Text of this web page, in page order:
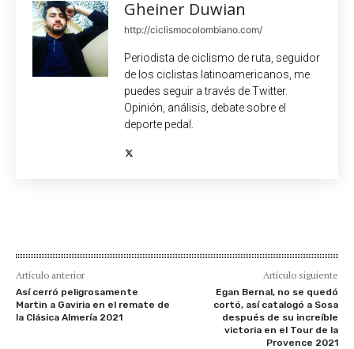
Gheiner Duwian
http://ciclismocolombiano.com/
Periodista de ciclismo de ruta, seguidor
de los ciclistas latinoamericanos, me
puedes seguir a través de Twitter.
Opinión, análisis, debate sobre el
deporte pedal.
Artículo anterior
Así cerró peligrosamente
Martin a Gaviria en el remate de
la Clásica Almería 2021
Artículo siguiente
Egan Bernal, no se quedó
cortó, así catalogó a Sosa
después de su increíble
victoria en el Tour de la
Provence 2021